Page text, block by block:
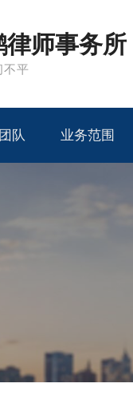
师事务所
不平
队 业务范围